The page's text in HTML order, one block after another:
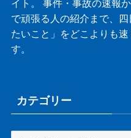
イト。 事件・事故の速報
で頑張る人の紹介まで、
たいこと」をどこよりも
す。
カテゴリー